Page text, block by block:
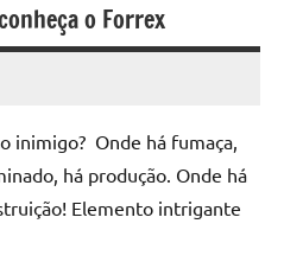
o Forrex
inimigo? Onde há fumaça,
há produção. Onde há
Elemento intrigante